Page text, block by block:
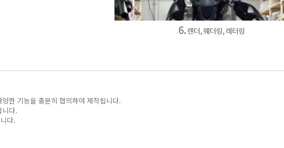
한 기능을 충분히 협의하여 제작됩니다.
니다.
다.